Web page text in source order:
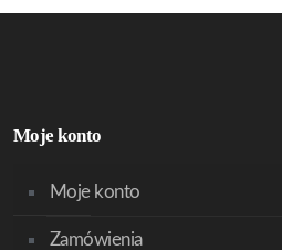
Moje konto
Moje konto
Zamówienia